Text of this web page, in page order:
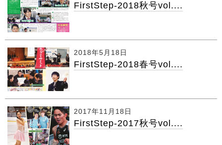
FirstStep-2018秋号vol....
2018年5月18日
FirstStep-2018春号vol....
2017年11月18日
FirstStep-2017秋号vol....